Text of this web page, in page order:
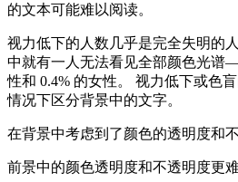
的文本可能难以阅读。
视力低下的人数几乎是完全失明的
中就有一人无法看见全部颜色光谱
性和 0.4% 的女性。 视力低下或色
情况下区分背景中的文字。
在背景中考虑到了颜色的透明度和不
前景中的颜色透明度和不透明度更